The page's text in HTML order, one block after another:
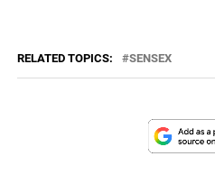
RELATED TOPICS: SENSEX